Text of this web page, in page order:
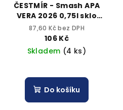
ČESTMÍR - Smash APA
VERA 2026 0,75l sklo
5,2% alk.
87,60 Kč bez DPH
106 Kč
Skladem (4 ks)
Do košíku